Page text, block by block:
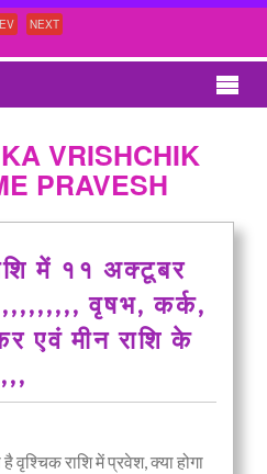
NEXT
VRISHCHIK
PRAVESH
में ११ अक्टूबर
वृषभ, कर्क,
एवं मीन राशि के
वृश्चिक राशि में प्रवेश, क्या होगा